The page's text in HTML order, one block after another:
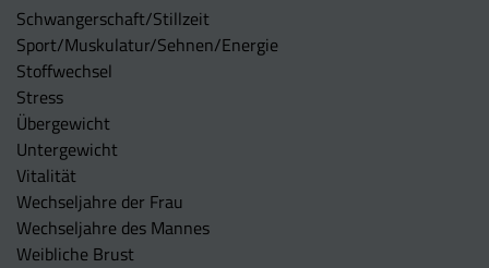
Schwangerschaft/Stillzeit
Sport/Muskulatur/Sehnen/Energie
Stoffwechsel
Stress
Übergewicht
Untergewicht
Vitalität
Wechseljahre der Frau
Wechseljahre des Mannes
Weibliche Brust